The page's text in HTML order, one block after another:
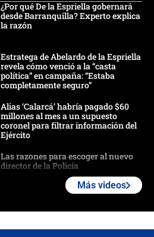
¿Por qué De la Espriella gobernará
desde Barranquilla? Experto explica
la razón
Estratega de Abelardo de la Espriella
revela cómo venció a la “casta
política” en campaña: “Estaba
completamente seguro”
Alias ‘Calarcá’ habría pagado $60
millones al mes a un supuesto
coronel para filtrar información del
Ejército
Las razones para escoger al nuevo
director de la Policía
Más videos